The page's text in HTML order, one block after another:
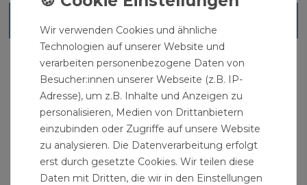
Wir verwenden Cookies und ähnliche
Technologien auf unserer Website und
verarbeiten personenbezogene Daten von
Besucher:innen unserer Webseite (z.B. IP-
Adresse), um z.B. Inhalte und Anzeigen zu
personalisieren, Medien von Drittanbietern
einzubinden oder Zugriffe auf unsere Website
zu analysieren. Die Datenverarbeitung erfolgt
erst durch gesetzte Cookies. Wir teilen diese
Daten mit Dritten, die wir in den Einstellungen